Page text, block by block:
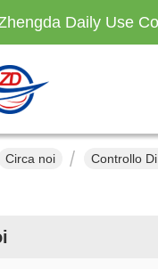
Daily Use
Circa noi Controllo